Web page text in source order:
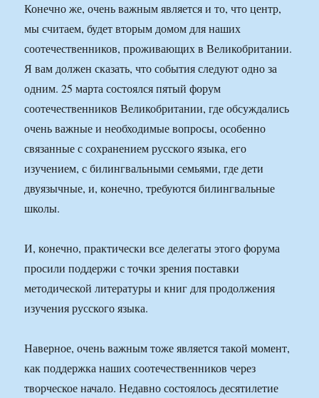
Конечно же, очень важным является и то, что центр,
мы считаем, будет вторым домом для наших
соотечественников, проживающих в Великобритании.
Я вам должен сказать, что события следуют одно за
одним. 25 марта состоялся пятый форум
соотечественников Великобритании, где обсуждались
очень важные и необходимые вопросы, особенно
связанные с сохранением русского языка, его
изучением, с билингвальными семьями, где дети
двуязычные, и, конечно, требуются билингвальные
школы.
И, конечно, практически все делегаты этого форума
просили поддержи с точки зрения поставки
методической литературы и книг для продолжения
изучения русского языка.
Наверное, очень важным тоже является такой момент,
как поддержка наших соотечественников через
творческое начало. Недавно состоялось десятилетие